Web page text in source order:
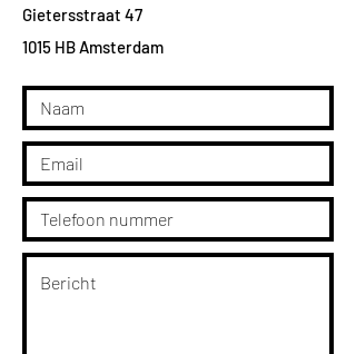
Gietersstraat 47
1015 HB Amsterdam